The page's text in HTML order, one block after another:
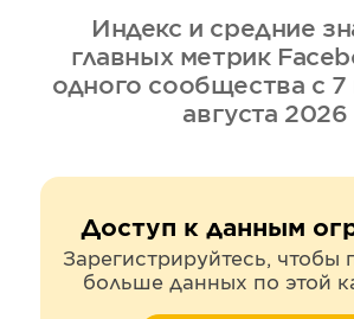
Индекс и средние
главных метрик
одного сообщества с
августа 2026
Доступ к данным
Зарегистрируйтесь, чтобы
больше данных по этой